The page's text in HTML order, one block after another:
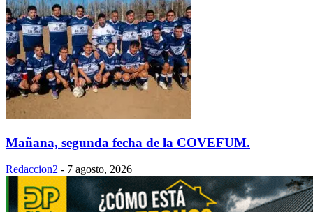
Mañana, segunda fecha de la COVEFUM.
Redaccion2 - 7 agosto, 2026